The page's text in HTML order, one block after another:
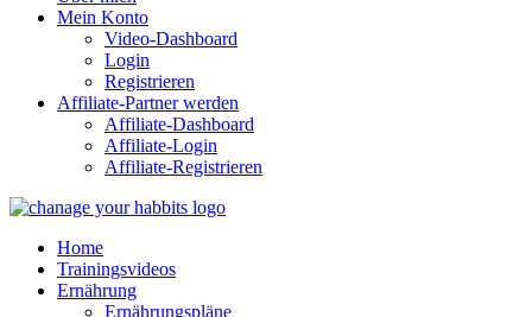
Mein Konto
Video-Dashboard
Login
Registrieren
Affiliate-Partner werden
Affiliate-Dashboard
Affiliate-Login
Affiliate-Registrieren
Home
Trainingsvideos
Ernährung
Ernährungspläne